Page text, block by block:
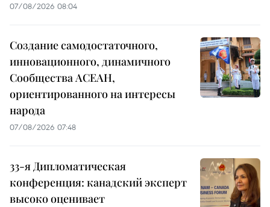
07/08/2026 08:04
Создание самодостаточного,
инновационного, динамичного
Сообщества АСЕАН,
ориентированного на интересы
народа
07/08/2026 07:48
33-я Дипломатическая
конференция: канадский эксперт
высоко оценивает